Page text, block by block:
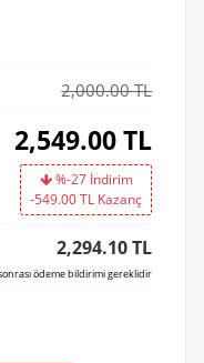
2,000.00 TL
2,549.00TL
%-27 İndirim
-549.00TL Kazanç
2,294.10 TL
ödeme bildirimi gereklidir